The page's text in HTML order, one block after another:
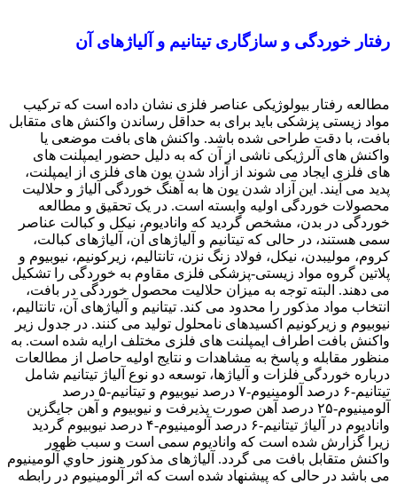
رفتار خوردگی و سازگاری تیتانیم و آلیاژهای آن
مطالعه رفتار بیولوژیکی عناصر فلزی نشان داده است که ترکیب
مواد زیستی پزشکی باید برای به حداقل رساندن واکنش های متقابل
بافت، با دقت طراحی شده باشد. واکنش های بافت موضعی یا
واکنش های آلرژیکی ناشی از آن که به دلیل حضور ایمپلنت های
های فلزی ایجاد می شوند از آزاد شدن يون های فلزی از ایمپلنت،
پدید می آیند. این آزاد شدن يون ها به آهنگ خوردگی آلیاژ و حلالیت
محصولات خوردگی اولیه وابسته است. در یک تحقیق و مطالعه
خوردگی در بدن، مشخص گردید که وانادیوم، نیکل و کبالت عناصر
سمی هستند، در حالی که تیتانیم و آلیاژهای آن، آلیاژهای کبالت،
کروم، مولیبدن، نیکل، فولاد زنگ نزن، تانتالیم، زیرکونیم، نیوبیوم و
پلاتین گروه مواد زیستی-پزشکی فلزی مقاوم به خوردگی را تشکیل
می دهند. البته توجه به میزان حلالیت محصول خوردگی در بافت،
انتخاب مواد مذکور را محدود می کند. تیتانیم و آلیاژهای آن، تانتالیم،
نیوبیوم و زیرکونیم اکسیدهای نامحلول تولید می کنند. در جدول زیر
واکنش بافت اطراف ایمپلنت های فلزی مختلف ارایه شده است. به
منظور مقابله و پاسخ به مشاهدات و نتایج اولیه حاصل از مطالعات
درباره خوردگی فلزات و آلیاژها، توسعه دو نوع آلیاژ تیتانیم شامل
تیتانیم-۶ درصد آلومینیوم-۷ درصد نیوبیوم و تیتانیم-۵ درصد
آلومینیوم-۲۵ درصد آهن صورت پذیرفت و نیوبیوم و آهن جایگزین
وانادیوم در آلیاژ تیتانیم-۶ درصد آلومینیوم-۴ درصد نیوبیوم گردید
زیرا گزارش شده است که واناديوم سمی است و سبب ظهور
واکنش متقابل بافت می گردد. آلیاژهای مذکور هنوز حاوي آلومینیوم
می باشد در حالی که پیشنهاد شده است که اثر آلومینیوم در رابطه